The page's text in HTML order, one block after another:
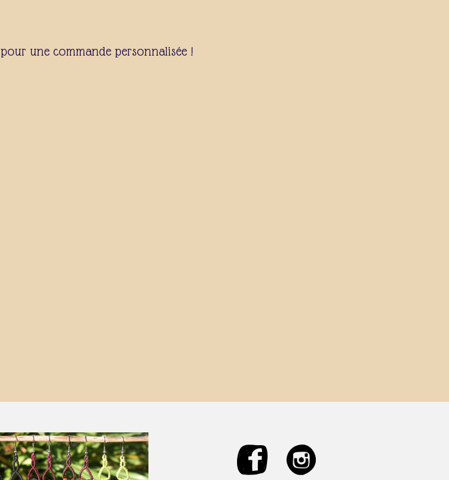
pour une commande personnalisée !